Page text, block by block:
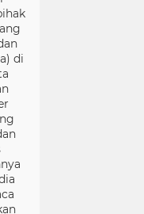
di